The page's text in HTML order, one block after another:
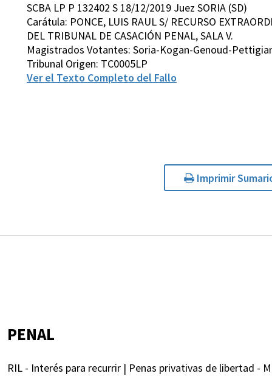
SCBA LP P 132402 S 18/12/2019 Juez SORIA (SD)
Carátula: PONCE, LUIS RAUL S/ RECURSO
DEL TRIBUNAL DE CASACIÓN PENAL, SALA V.
Magistrados Votantes: Soria-Kogan-Genoud-
Tribunal Origen: TC0005LP
Ver el Texto Completo del Fallo
Imprimir
PENAL
RIL - Interés para recurrir | Penas privativas de libertad -